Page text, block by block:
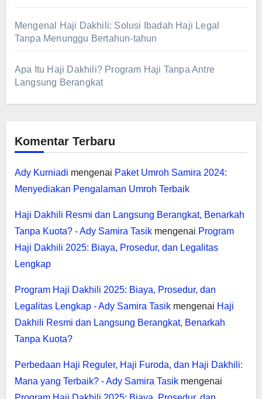
Mengenal Haji Dakhili: Solusi Ibadah Haji Legal
Tanpa Menunggu Bertahun-tahun
Apa Itu Haji Dakhili? Program Haji Tanpa Antre
Langsung Berangkat
Komentar Terbaru
Ady Kurniadi mengenai Paket Umroh Samira 2024:
Menyediakan Pengalaman Umroh Terbaik
Haji Dakhili Resmi dan Langsung Berangkat, Benarkah
Tanpa Kuota? - Ady Samira Tasikmengenai Program
Haji Dakhili 2025: Biaya, Prosedur, dan Legalitas
Lengkap
Program Haji Dakhili 2025: Biaya, Prosedur, dan
Legalitas Lengkap - Ady Samira Tasikmengenai Haji
Dakhili Resmi dan Langsung Berangkat, Benarkah
Tanpa Kuota?
Perbedaan Haji Reguler, Haji Furoda, dan Haji Dakhili:
Mana yang Terbaik? - Ady Samira Tasikmengenai